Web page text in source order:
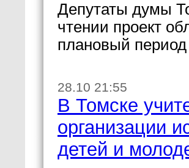
Депутаты думы
чтении проект
плановый период
28.10 21:55
В Томске
организации
детей и